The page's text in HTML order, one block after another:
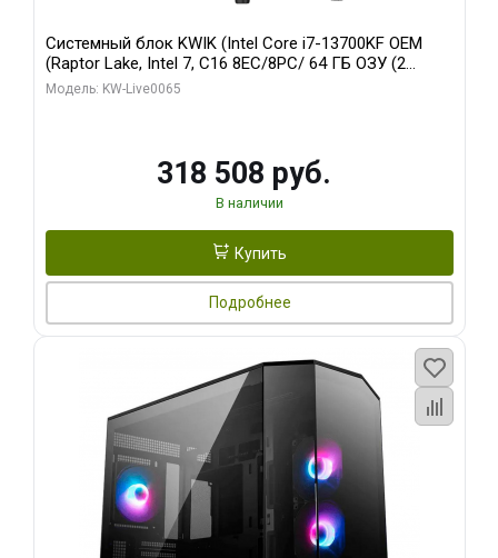
Системный блок KWIK (Intel Core i7-13700KF OEM
(Raptor Lake, Intel 7, C16 8EC/8PC/ 64 ГБ ОЗУ (2
модуля)/ ASUS RTX5080 PROART OC 16GB GDDR7
Модель: KW-Live0065
318 508 руб.
В наличии
Купить
Подробнее